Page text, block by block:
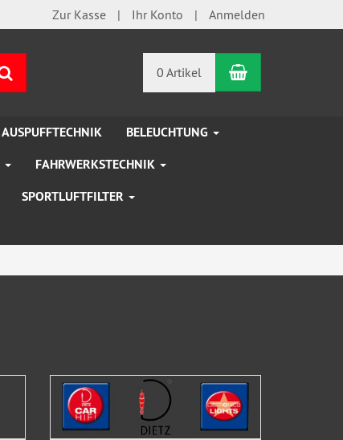
Zur Kasse Ihr Konto Anmelden
0 Artikel Warenkorb
AUSPUFFTECHNIK
BELEUCHTUNG
FAHRWERKSTECHNIK
SPORTLUFTFILTER